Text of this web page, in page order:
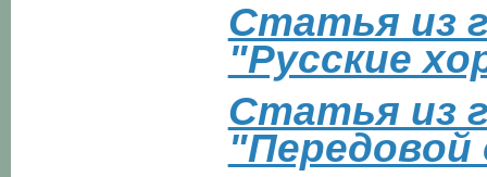
Статья из
"Pyccкиe
Статья из